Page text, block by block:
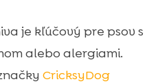
je kľúčový pre psov s
alebo alergiami.
CricksyDog